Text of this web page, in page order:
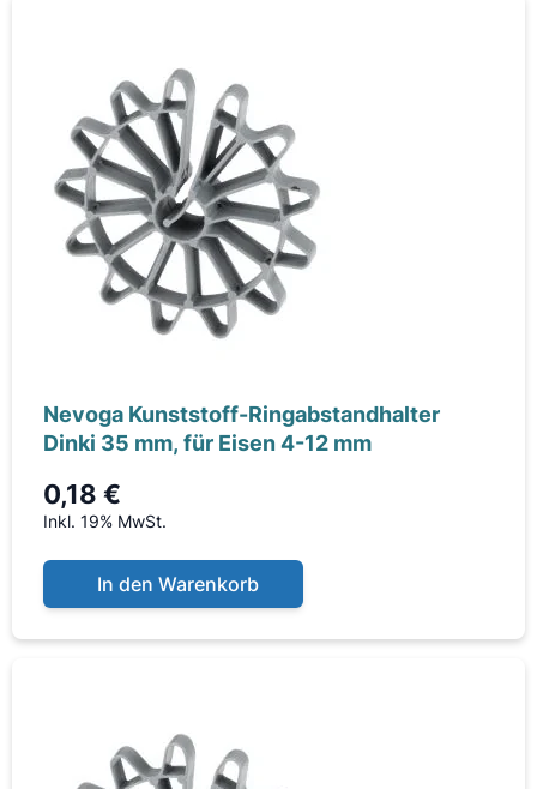
Nevoga Kunststoff-Ringabstandhalter
Dinki 35 mm, für Eisen 4-12 mm
0,18 €
Inkl. 19% MwSt.
In den Warenkorb